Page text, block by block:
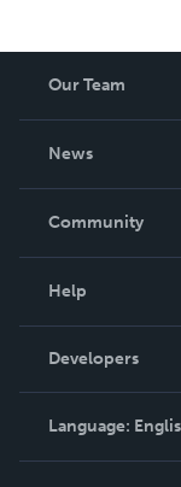
Our Team
News
In The News
Community
Podcast
Help
Order Lookup
Knowledge Base
Contact Support
Developers
Language: